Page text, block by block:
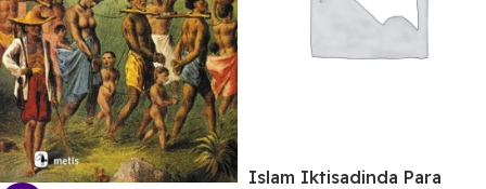
Islam Iktisadinda Para